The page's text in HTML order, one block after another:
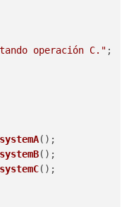
operación C." ;
();
();
();